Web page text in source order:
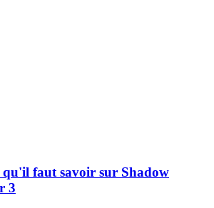
qu'il faut savoir sur Shadow
3